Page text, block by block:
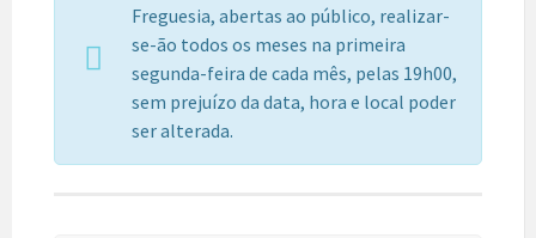
Freguesia, abertas ao público, realizar-
se-ão todos os meses na primeira
segunda-feira de cada mês, pelas 19h00,
sem prejuízo da data, hora e local poder
ser alterada.